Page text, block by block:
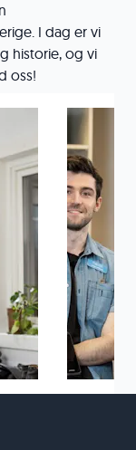
I dag er vi
historie, og vi
oss!